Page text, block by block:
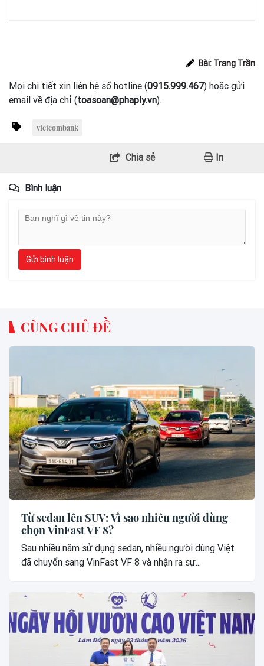
Bài: Trang Trần
Mọi chi tiết xin liên hệ số hotline (0915.999.467) hoặc gửi
email về địa chỉ (toasoan@phaply.vn).
vietcombank
Chia sẻ In
Bình luận
Gửi bình luận
CÙNG CHỦ ĐỀ
Từ sedan lên SUV: Vì sao nhiều người dùng
chọn VinFast VF 8?
Sau nhiều năm sử dụng sedan, nhiều người dùng Việt
đã chuyển sang VinFast VF 8 và nhận ra sự...